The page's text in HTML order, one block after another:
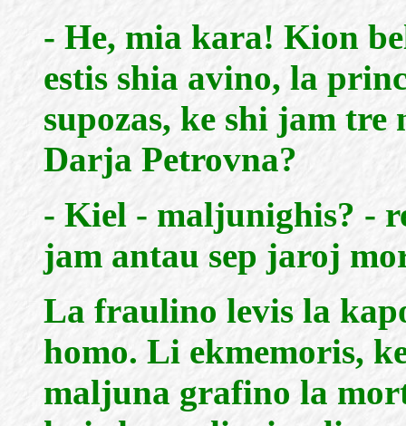
- He, mia kara! Kion
estis shia avino, la
supozas, ke shi jam
Darja Petrovna?
- Kiel - maljunighis? -
jam antau sep jaroj
La fraulino levis la
homo. Li ekmemoris,
maljuna grafino la